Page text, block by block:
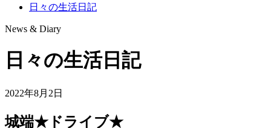
日々の生活日記
News & Diary
日々の生活日記
2022年8月2日
城端★ドライブ★